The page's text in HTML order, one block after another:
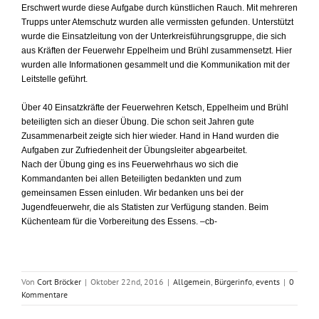
Erschwert wurde diese Aufgabe durch künstlichen Rauch. Mit mehreren
Trupps unter Atemschutz wurden alle vermissten gefunden. Unterstützt
wurde die Einsatzleitung von der Unterkreisführungsgruppe, die sich
aus Kräften der Feuerwehr Eppelheim und Brühl zusammensetzt. Hier
wurden alle Informationen gesammelt und die Kommunikation mit der
Leitstelle geführt.
Über 40 Einsatzkräfte der Feuerwehren Ketsch, Eppelheim und Brühl
beteiligten sich an dieser Übung. Die schon seit Jahren gute
Zusammenarbeit zeigte sich hier wieder. Hand in Hand wurden die
Aufgaben zur Zufriedenheit der Übungsleiter abgearbeitet.
Nach der Übung ging es ins Feuerwehrhaus wo sich die
Kommandanten bei allen Beteiligten bedankten und zum
gemeinsamen Essen einluden. Wir bedanken uns bei der
Jugendfeuerwehr, die als Statisten zur Verfügung standen. Beim
Küchenteam für die Vorbereitung des Essens. –cb-
Von Cort Bröcker | Oktober 22nd, 2016 | Allgemein, Bürgerinfo, events | 0
Kommentare